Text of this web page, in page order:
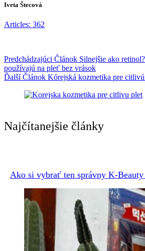
Iveta Štecová
Articles: 362
Predchádzajúci Článok Silnejšie ako
používajú na pleť bez vrások
ĎalšíČlánok Kórejská kozmetika pre
Najčítanejšie články
Ako si vybrať ten správny K-